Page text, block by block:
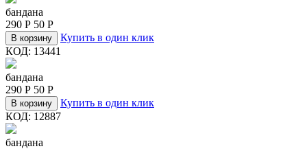
бандана
290 Р 50 Р
В корзину
Купить в один клик
КОД: 13441
бандана
290 Р 50 Р
В корзину
Купить в один клик
КОД: 12887
бандана